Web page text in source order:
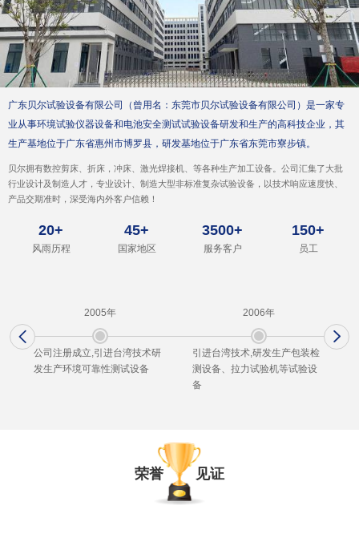
广东贝尔试验设备有限公司（曾用名：东莞市贝尔试验设备有限公司）是一家专
业从事环境试验仪器设备和电池安全测试试验设备研发和生产的高科技企业，其
生产基地位于广东省惠州市博罗县，研发基地位于广东省东莞市寮步镇。
20+
风雨历程
45+
国家地区
3500+
服务客户
150+
员工
2005年
公司注册成立,引进台湾技术研
发生产环境可靠性测试设备
2006年
引进台湾技术,研发生产包装检
测设备、拉力试验机等试验设
备
荣誉 见证